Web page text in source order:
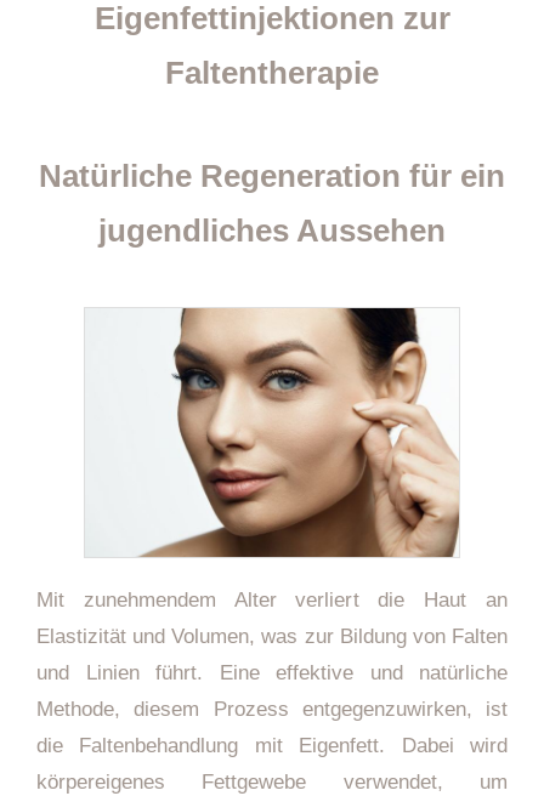
Eigenfettinjektionen zur
Faltentherapie
Natürliche Regeneration für ein
jugendliches Aussehen
Mit zunehmendem Alter verliert die Haut an
Elastizität und Volumen, was zur Bildung von Falten
und Linien führt. Eine effektive und natürliche
Methode, diesem Prozess entgegenzuwirken, ist
die Faltenbehandlung mit Eigenfett. Dabei wird
körpereigenes Fettgewebe verwendet, um